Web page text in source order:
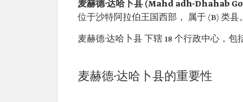
麦赫德·达哈卜县 (Mahd adh-Dhahab
位于沙特阿拉伯王国西部， 属于 (B) 类县。
麦赫德·达哈卜县 下辖 18 个行政中心，包
麦赫德·达哈卜县的重要性